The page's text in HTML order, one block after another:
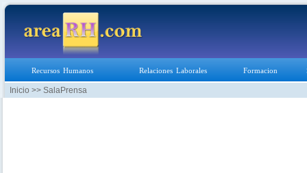
Recursos Humanos Relaciones Laborales Formacion
Inicio >> SalaPrensa